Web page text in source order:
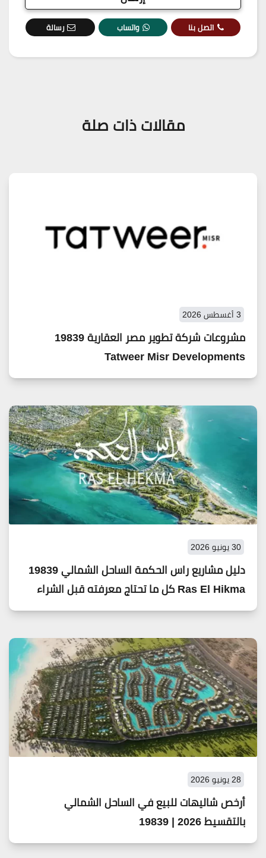
اتصل بنا واتساب رسالة
مقالات ذات صلة
3 أغسطس 2026
مشروعات شركة تطوير مصر العقارية 19839
Tatweer Misr Developments
30 يونيو 2026
دليل مشاريع راس الحكمة الساحل الشمالي 19839
Ras El Hikma كل ما تحتاج معرفته قبل الشراء
28 يونيو 2026
أرخص شاليهات للبيع في الساحل الشمالي
بالتقسيط 2026 | 19839